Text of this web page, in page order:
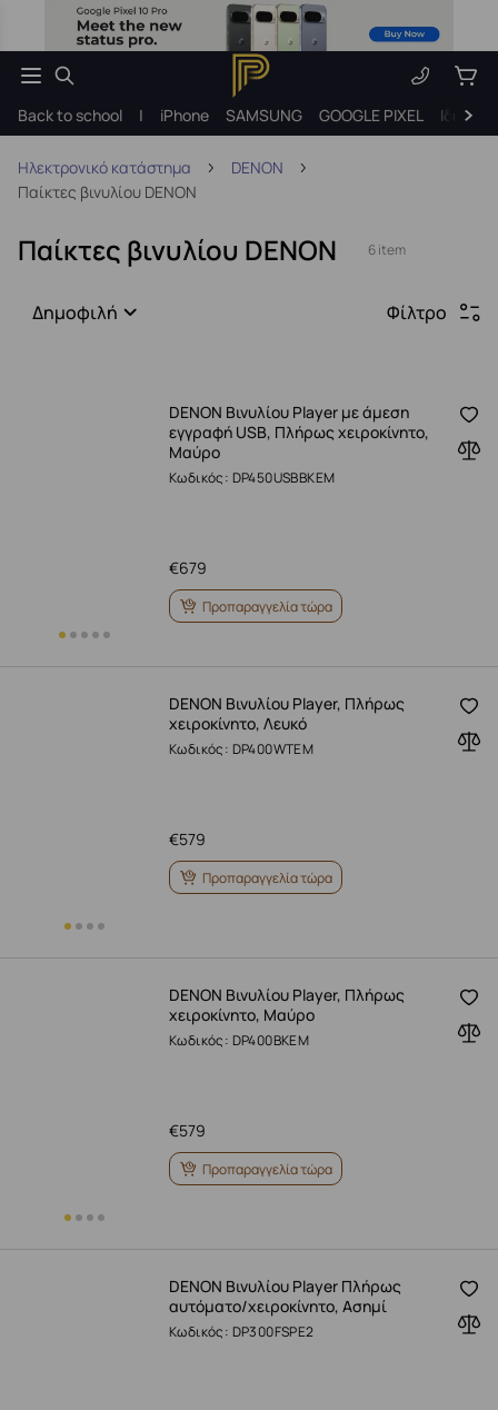
Back to school | iPhone SAMSUNG GOOGLE PIXEL Ιδέες
Ηλεκτρονικό κατάστημα
DENON
Παίκτες βινυλίου DENON
Παίκτες βινυλίου DENON 6 item
Δημοφιλή Φίλτρο
DENON Βινυλίου Player με άμεση
εγγραφή USB, Πλήρως χειροκίνητο,
Μαύρο
Κωδικός: DP450USBBKEM
679
€
Προπαραγγελία τώρα
DENON Βινυλίου Player, Πλήρως
χειροκίνητο, Λευκό
Κωδικός: DP400WTEM
579
€
Προπαραγγελία τώρα
DENON Βινυλίου Player, Πλήρως
χειροκίνητο, Μαύρο
Κωδικός: DP400BKEM
579
€
Προπαραγγελία τώρα
DENON Βινυλίου Player Πλήρως
αυτόματο/χειροκίνητο, Ασημί
Κωδικός: DP300FSPE2